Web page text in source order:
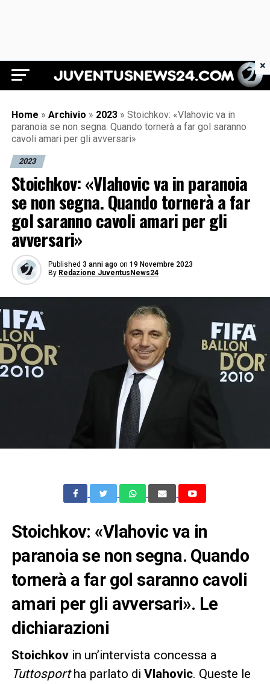
Juventus News 24
Home » Archivio » 2023 » Stoichkov: «Vlahovic va in
paranoia se non segna. Quando tornerà a far gol saranno
cavoli amari per gli avversari»
2023
Stoichkov: «Vlahovic va in paranoia
se non segna. Quando tornerà a far
gol saranno cavoli amari per gli
avversari»
Published 3 anni ago on 19 Novembre 2023
By Redazione JuventusNews24
Stoichkov: «Vlahovic va in
paranoia se non segna. Quando
tornerà a far gol saranno cavoli
amari per gli avversari». Le
dichiarazioni
Stoichkovin un’intervista concessa a
Tuttosportha parlato di Vlahovic. Queste le
×